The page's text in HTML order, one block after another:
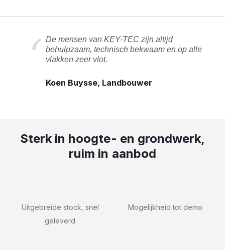
De mensen van KEY-TEC zijn altijd
behulpzaam, technisch bekwaam en op alle
vlakken zeer vlot.
Koen Buysse, Landbouwer
Sterk in hoogte- en grondwerk,
ruim in aanbod
Uitgebreide stock, snel
geleverd
Mogelijkheid tot demo